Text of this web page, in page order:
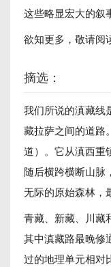
这些略显宏大的叙
欲知更多，敬请阅
摘选：
我们所说的滇藏线
藏拉萨之间的道路
道）。它从滇西重
随后横跨横断山脉
无际的原始森林，
青藏、新藏、川藏
其中滇藏路最晚修
过的地理单元相对